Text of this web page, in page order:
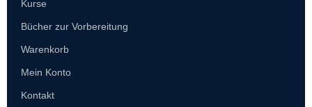
Kurse
Bücher zur Vorbereitung
Warenkorb
Mein Konto
Kontakt